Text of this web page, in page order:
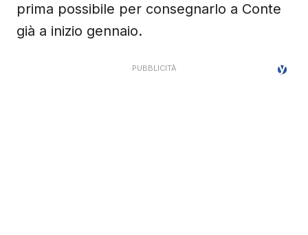
prima possibile per consegnarlo a Conte
già a inizio gennaio.